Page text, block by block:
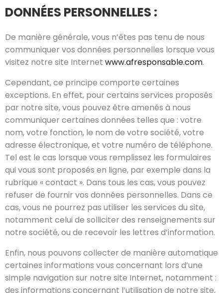
DONNÉES PERSONNELLES :
De manière générale, vous n’êtes pas tenu de nous
communiquer vos données personnelles lorsque vous
visitez notre site Internet www.afresponsable.com.
Cependant, ce principe comporte certaines
exceptions. En effet, pour certains services proposés
par notre site, vous pouvez être amenés à nous
communiquer certaines données telles que : votre
nom, votre fonction, le nom de votre société, votre
adresse électronique, et votre numéro de téléphone.
Tel est le cas lorsque vous remplissez les formulaires
qui vous sont proposés en ligne, par exemple dans la
rubrique « contact ». Dans tous les cas, vous pouvez
refuser de fournir vos données personnelles. Dans ce
cas, vous ne pourrez pas utiliser les services du site,
notamment celui de solliciter des renseignements sur
notre société, ou de recevoir les lettres d’information.
Enfin, nous pouvons collecter de manière automatique
certaines informations vous concernant lors d’une
simple navigation sur notre site Internet, notamment :
des informations concernant l’utilisation de notre site,